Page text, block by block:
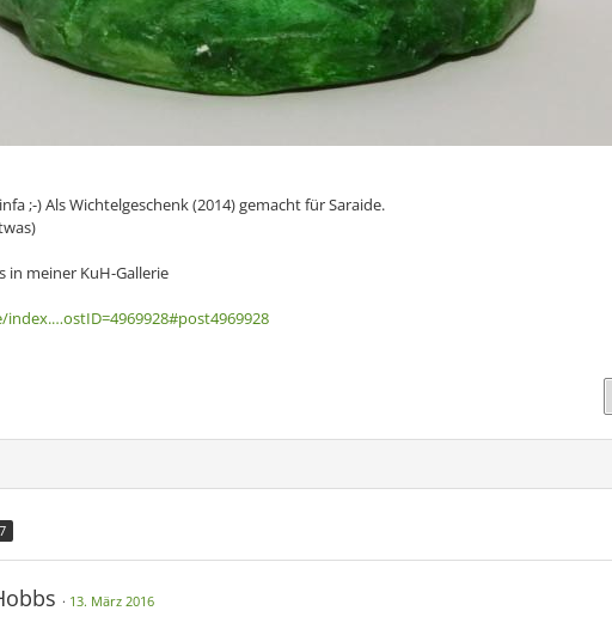
;-) Als Wichtelgeschenk (2014) gemacht für Saraide.
in meiner KuH-Gallerie
7
13. März 2016